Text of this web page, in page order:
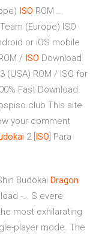
ISO ROM ...
(Europe) ISO
or iOS mobile
/ ISO Download
(USA) ROM / ISO for
Fast Download.
This site
your comment
2 [ ISO ] Para
Budokai Dragon
-… S evere
most exhilarating
player mode. The